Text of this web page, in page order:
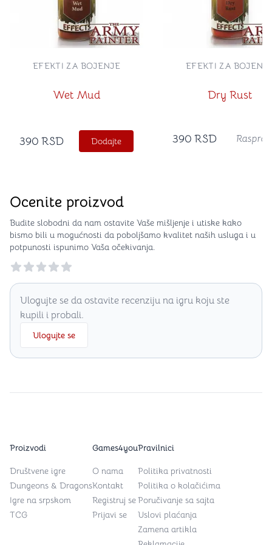
Wet Mud
EFEKTI ZA BOJENJE
390 RSD Dodajte
Dry Rust
EFEKTI ZA
390 RSD
Ocenite proizvod
Budite slobodni da nam ostavite Vaše mišljenje i utiske kako
bismo bili u mogućnosti da poboljšamo kvalitet naših usluga i u
potpunosti ispunimo Vaša očekivanja.
Reviews
Ulogujte se da ostavite recenziju na igru koju ste
kupili i probali.
Ulogujte se
Proizvodi
Društvene igre
Dungeons & Dragons
Igre na srpskom
TCG
Games4you
O nama
Kontakt
Registruj se
Prijavi se
Pravilnici
Politika privatnosti
Politika o kolačićima
Poručivanje sa sajta
Uslovi plaćanja
Zamena artikla